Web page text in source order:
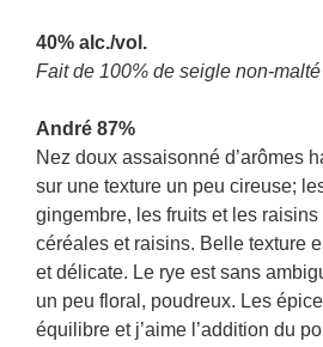
40% alc./vol.
Fait de 100% de seigle non-
André 87%
Nez doux assaisonné d’arômes
sur une texture un peu cireuse;
gingembre, les fruits et les
céréales et raisins. Belle texture
et délicate. Le rye est sans
un peu floral, poudreux. Les
équilibre et j’aime l’addition du